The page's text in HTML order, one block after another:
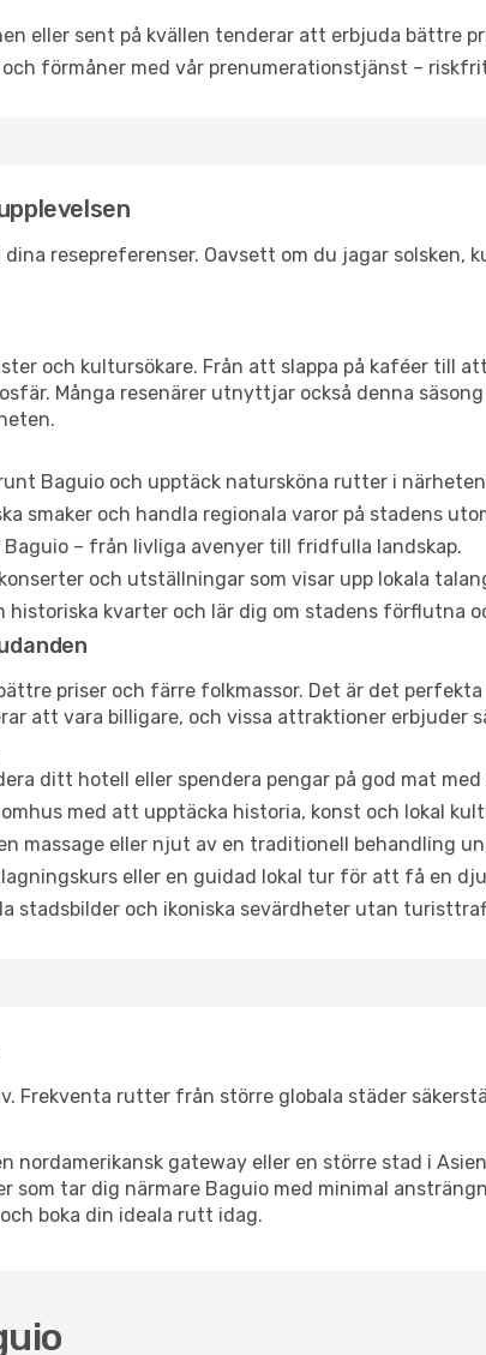
eller sent på kvällen tenderar att erbjuda bättre
förmåner med vår prenumerationstjänst –
resepreferenser. Oavsett om du jagar solsken,
och kultursökare. Från att slappa på kaféer till
Många resenärer utnyttjar också denna
Baguio och upptäck natursköna rutter i
smaker och handla regionala varor på stadens
Baguio – från livliga avenyer till fridfulla landskap.
och utställningar som visar upp lokala
historiska kvarter och lär dig om stadens förflutna
priser och färre folkmassor. Det är det
att vara billigare, och vissa attraktioner erbjuder
ditt hotell eller spendera pengar på god mat
med att upptäcka historia, konst och lokal
massage eller njut av en traditionell behandling
eller en guidad lokal tur för att få en
stadsbilder och ikoniska sevärdheter utan
rutter från större globala städer
nordamerikansk gateway eller en större stad i
tar dig närmare Baguio med minimal
boka din ideala rutt idag.